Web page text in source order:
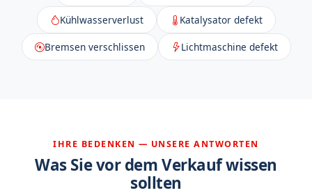
Kühlwasserverlust Katalysator defekt
Bremsen verschlissen Lichtmaschine defekt
IHRE BEDENKEN — UNSERE ANTWORTEN
Was Sie vor dem Verkauf wissen
sollten